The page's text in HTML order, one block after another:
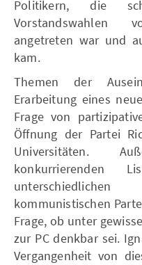
Politikern, die
Vorstandswahlen
angetreten war und
kam.
Themen der
Erarbeitung eines
Frage von
Öffnung der Partei
Universitäten.
konkurrierenden
kommunistischen
Frage, ob unter
zur PC denkbar sei.
Vergangenheit von